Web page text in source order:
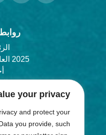
your privacy
and protect your
you provide, such
2025 العارضون لعام
شارك